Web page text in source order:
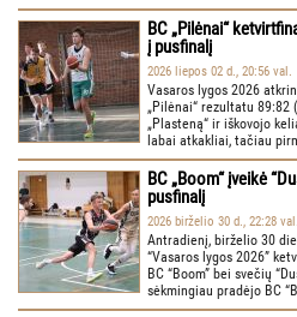
BC „Pilėnai“
į pusfinalį
2026 liepos 02 d., 20:56 val.
Vasaros lygos 2026
„Pilėnai“ rezultatu 89:82
„Plasteną“ ir iškovojo
labai atkakliai, tačiau
BC „Boom“ įveikė
pusfinalį
2026 birželio 30 d., 22:28 val.
Antradienį, birželio 30
“Vasaros lygos 2026”
BC “Boom” bei svečių
sėkmingiau pradėjo BC